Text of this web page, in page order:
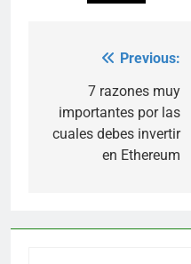
navigation
Previous:
7 razones muy
importantes por las
cuales debes invertir
en Ethereum